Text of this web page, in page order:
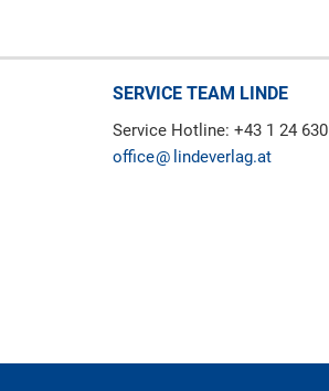
SERVICE TEAM LINDE
Service Hotline: +43 1 24 630
office
lindeverlag.at